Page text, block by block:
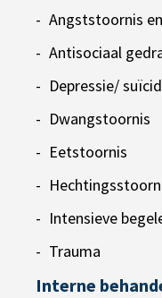
Angststoornis
Antisociaal
Depressie/
Dwangstoornis
Eetstoornis
Intensieve
Trauma
Interne